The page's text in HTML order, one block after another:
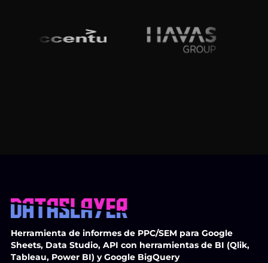
Herramienta de informes de PPC/SEM para Google
Sheets, Data Studio, API con herramientas de BI (Qlik,
Tableau, Power BI) y Google BigQuery